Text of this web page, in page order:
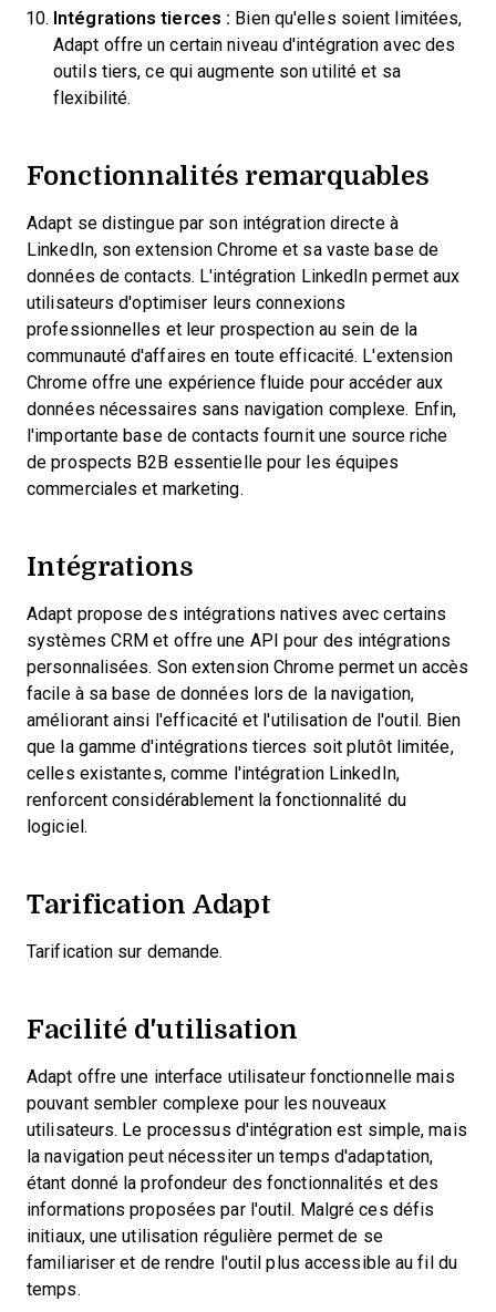
Intégrations tierces : Bien qu'elles soient limitées,
Adapt offre un certain niveau d'intégration avec des
outils tiers, ce qui augmente son utilité et sa
flexibilité.
Fonctionnalités remarquables
Adapt se distingue par son intégration directe à
LinkedIn, son extension Chrome et sa vaste base de
données de contacts. L'intégration LinkedIn permet aux
utilisateurs d'optimiser leurs connexions
professionnelles et leur prospection au sein de la
communauté d'affaires en toute efficacité. L'extension
Chrome offre une expérience fluide pour accéder aux
données nécessaires sans navigation complexe. Enfin,
l'importante base de contacts fournit une source riche
de prospects B2B essentielle pour les équipes
commerciales et marketing.
Intégrations
Adapt propose des intégrations natives avec certains
systèmes CRM et offre une API pour des intégrations
personnalisées. Son extension Chrome permet un accès
facile à sa base de données lors de la navigation,
améliorant ainsi l'efficacité et l'utilisation de l'outil. Bien
que la gamme d'intégrations tierces soit plutôt limitée,
celles existantes, comme l'intégration LinkedIn,
renforcent considérablement la fonctionnalité du
logiciel.
Tarification Adapt
Tarification sur demande.
Facilité d'utilisation
Adapt offre une interface utilisateur fonctionnelle mais
pouvant sembler complexe pour les nouveaux
utilisateurs. Le processus d'intégration est simple, mais
la navigation peut nécessiter un temps d'adaptation,
étant donné la profondeur des fonctionnalités et des
informations proposées par l'outil. Malgré ces défis
initiaux, une utilisation régulière permet de se
familiariser et de rendre l'outil plus accessible au fil du
temps.